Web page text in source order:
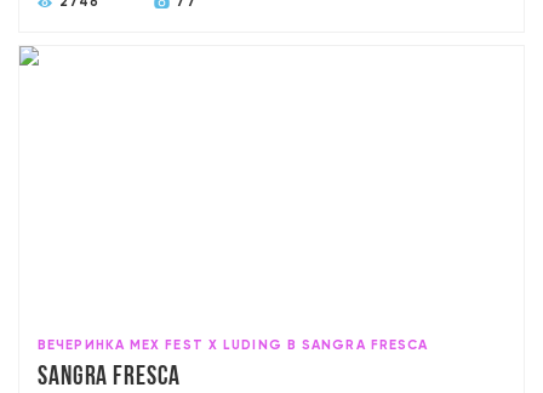
ВЕЧЕРИНКА MEX FEST X LUDING В SANGRA FRESCA
Sangra Fresca